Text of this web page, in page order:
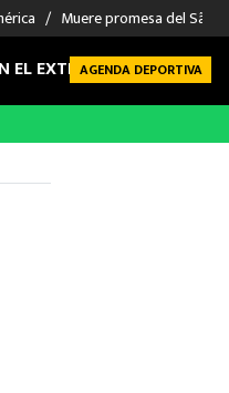
Muere promesa del São
EL EXTRANJERO FUTBOL
AGENDA DEPORTIVA